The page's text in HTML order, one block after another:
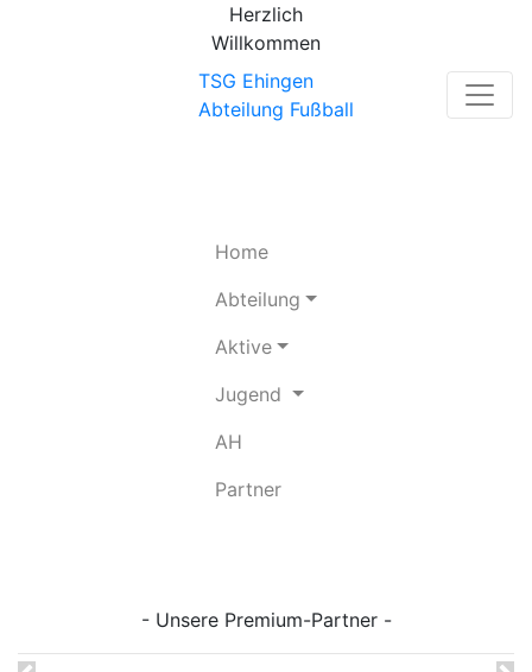
Herzlich
Willkommen
TSG Ehingen
Abteilung Fußball
Home(current)
Abteilung
Aktive
Jugend
AH
Partner(current)
- Unsere Premium-Partner -